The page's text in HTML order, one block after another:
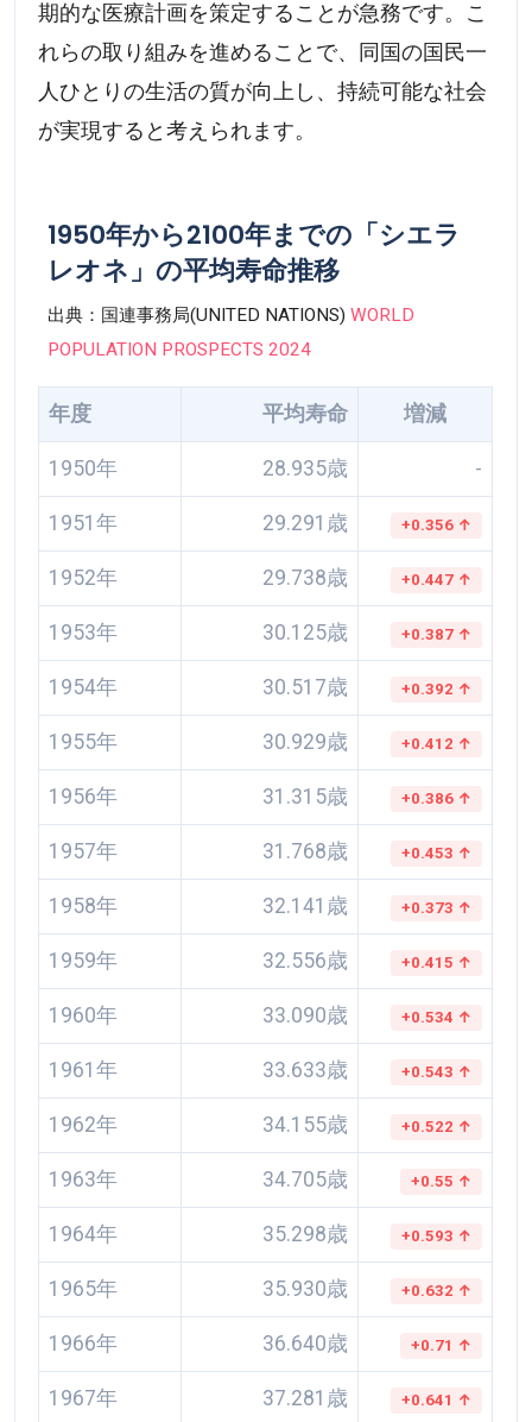
期的な医療計画を策定することが急務です。こ
れらの取り組みを進めることで、同国の国民一
人ひとりの生活の質が向上し、持続可能な社会
が実現すると考えられます。
1950年から2100年までの「シエラ
レオネ」の平均寿命推移
出典：国連事務局(UNITED NATIONS)WORLD
POPULATION PROSPECTS 2024
年度 平均寿命 増減
1950年 28.935歳 -
1951年 29.291歳 +0.356 ↑
1952年 29.738歳 +0.447 ↑
1953年 30.125歳 +0.387 ↑
1954年 30.517歳 +0.392 ↑
1955年 30.929歳 +0.412 ↑
1956年 31.315歳 +0.386 ↑
1957年 31.768歳 +0.453 ↑
1958年 32.141歳 +0.373 ↑
1959年 32.556歳 +0.415 ↑
1960年 33.090歳 +0.534 ↑
1961年 33.633歳 +0.543 ↑
1962年 34.155歳 +0.522 ↑
1963年 34.705歳 +0.55 ↑
1964年 35.298歳 +0.593 ↑
1965年 35.930歳 +0.632 ↑
1966年 36.640歳 +0.71 ↑
1967年 37.281歳 +0.641 ↑